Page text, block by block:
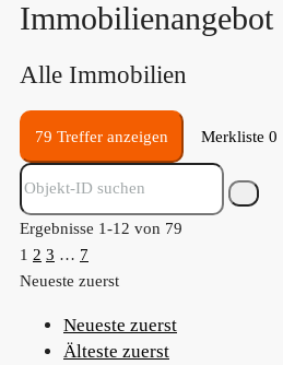
Immobilien­angebot
Alle Immobilien
79 Treffer anzeigen Merkliste 0
Ergebnisse 1-12 von 79
1 2 3 … 7
Neueste zuerst
Neueste zuerst
Älteste zuerst